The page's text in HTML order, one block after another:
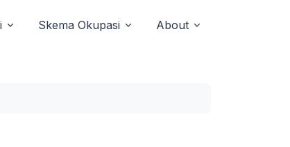
Skema Okupasi About